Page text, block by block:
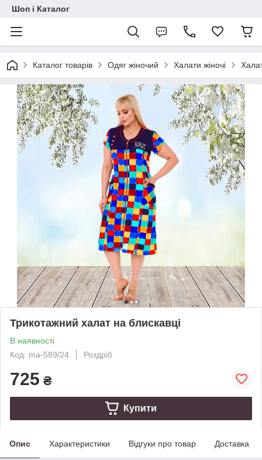
Шоп і Каталог
Каталог товарів Одяг жіночий Халати жіночі
Трикотажний халат на блискавці
В наявності
Код: ma-589/24
Роздріб
725 ₴
Купити
Опис Характеристики Відгуки про товар Доставка